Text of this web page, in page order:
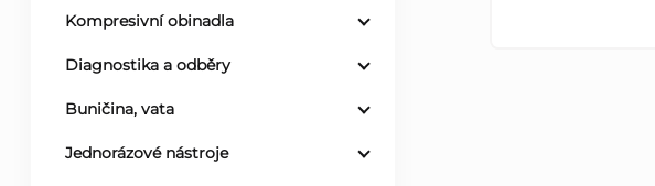
Kompresivní obinadla
Diagnostika a odběry
Buničina, vata
Jednorázové nástroje